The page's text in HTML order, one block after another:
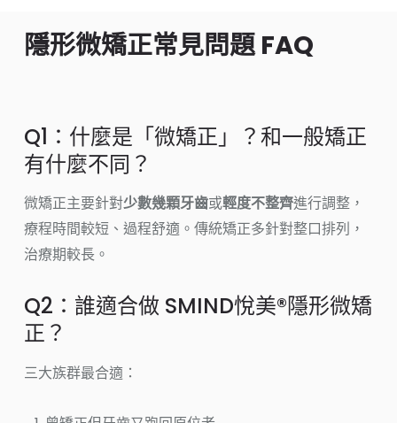
隱形微矯正常見問題 FAQ
Q1：什麼是「微矯正」？和一般矯正
有什麼不同？
微矯正主要針對少數幾顆牙齒或輕度不整齊進行調整，
療程時間較短、過程舒適。傳統矯正多針對整口排列，
治療期較長。
Q2：誰適合做 SMIND悅美®隱形微矯
正？
三大族群最合適：